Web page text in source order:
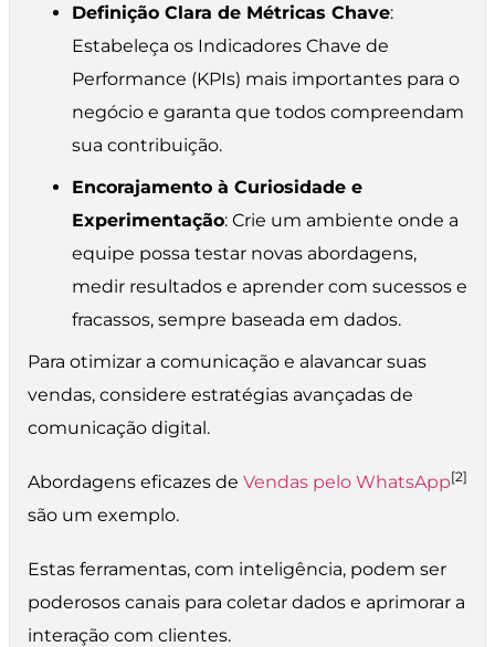
Definição Clara de Métricas Chave:
Estabeleça os Indicadores Chave de
Performance (KPIs) mais importantes para o
negócio e garanta que todos compreendam
sua contribuição.
Encorajamento à Curiosidade e
Experimentação: Crie um ambiente onde a
equipe possa testar novas abordagens,
medir resultados e aprender com sucessos e
fracassos, sempre baseada em dados.
Para otimizar a comunicação e alavancar suas
vendas, considere estratégias avançadas de
comunicação digital.
Abordagens eficazes de Vendas pelo WhatsApp[2]
são um exemplo.
Estas ferramentas, com inteligência, podem ser
poderosos canais para coletar dados e aprimorar a
interação com clientes.